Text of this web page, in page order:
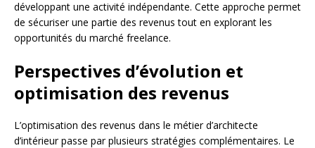
développant une activité indépendante. Cette approche permet
de sécuriser une partie des revenus tout en explorant les
opportunités du marché freelance.
Perspectives d’évolution et
optimisation des revenus
L’optimisation des revenus dans le métier d’architecte
d’intérieur passe par plusieurs stratégies complémentaires. Le